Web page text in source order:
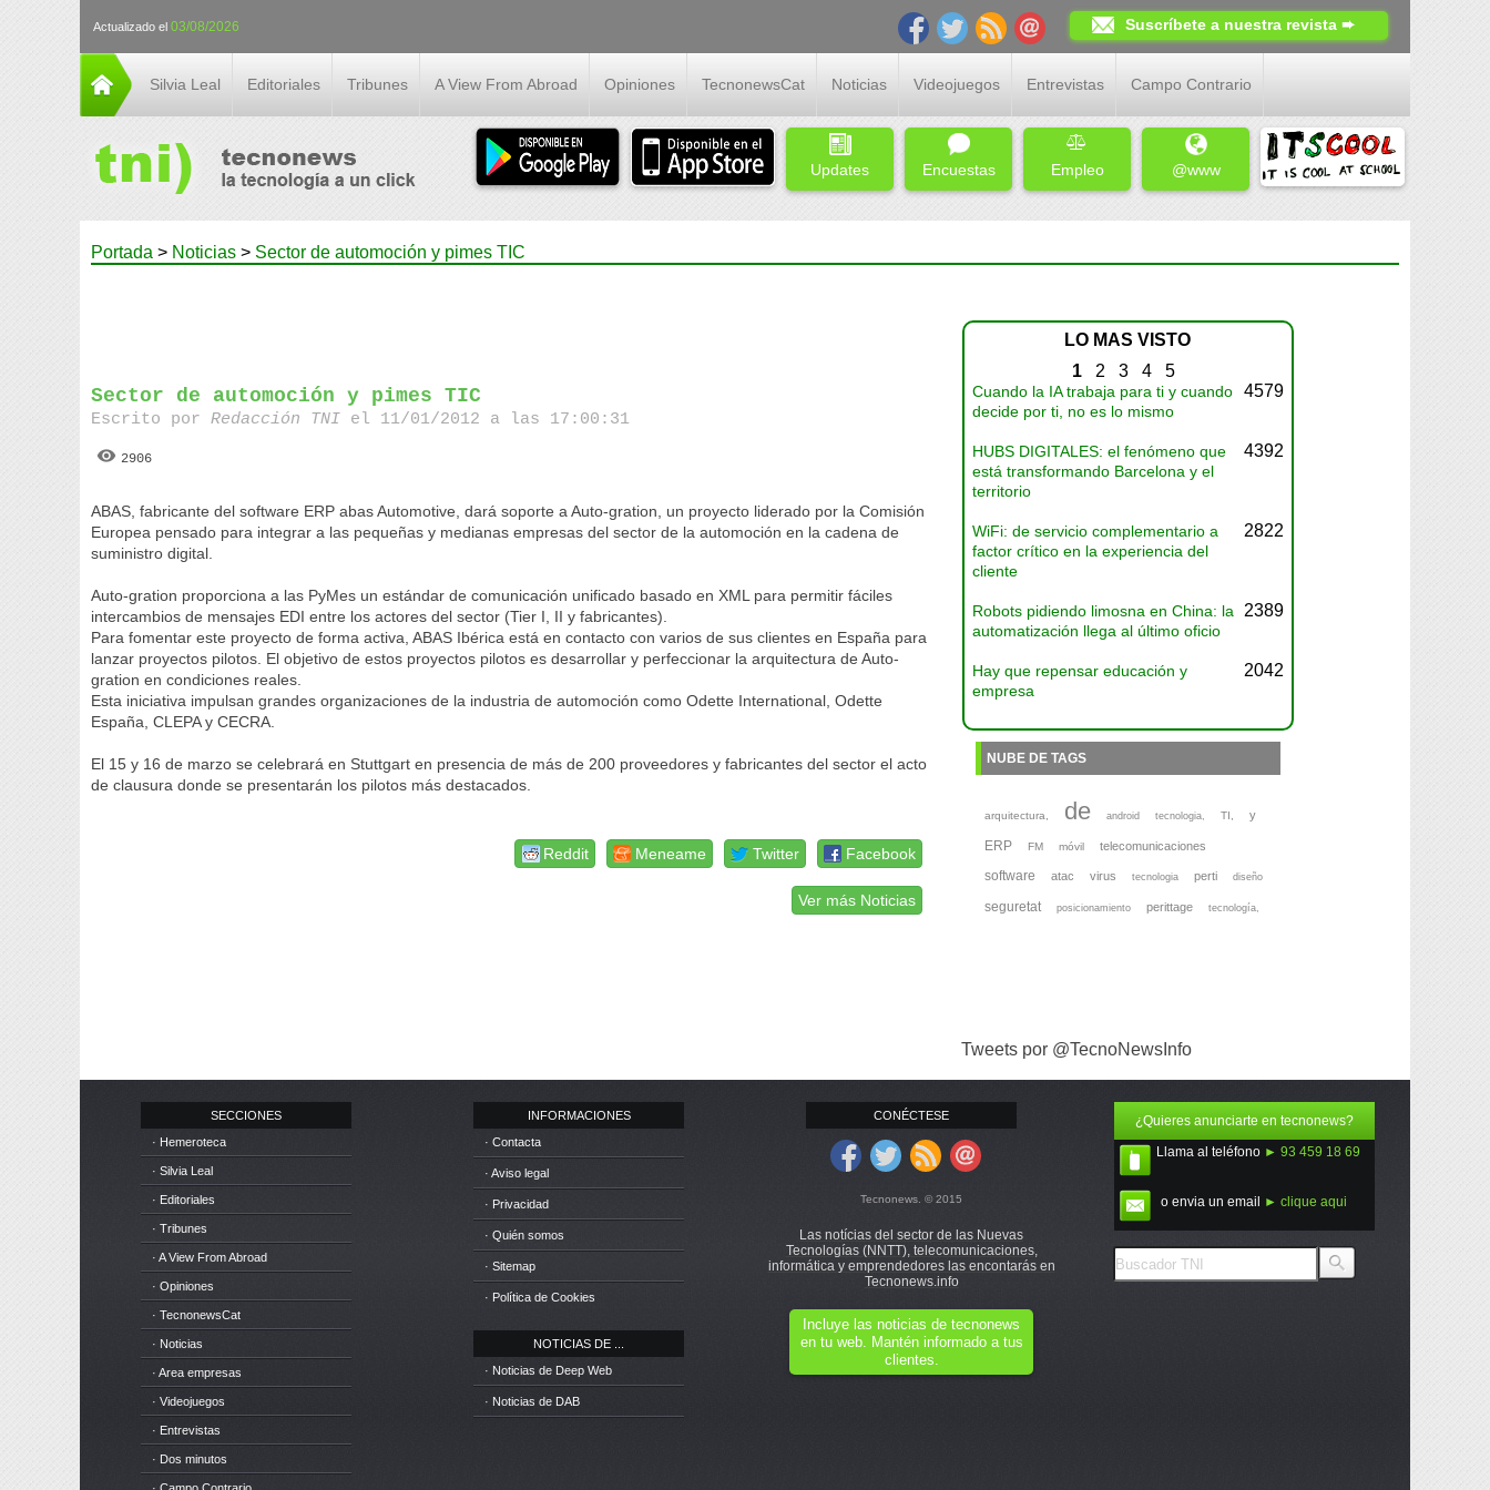
Actualizado el 03/08/2026 Suscríbete a nuestra revista ➨
Silvia Leal Editoriales Tribunes A View From Abroad Opiniones TecnonewsCat Noticias Videojuegos Entrevistas Campo Contrario
Updates Encuestas Empleo @www
Portada > Noticias > Sector de automoción y pimes TIC
Sector de automoción y pimes TIC
Escrito porRedacción TNI el 11/01/2012 a las 17:00:31
2906
ABAS, fabricante del software ERP abas Automotive, dará soporte a Auto-gration, un proyecto liderado por la Comisión
Europea pensado para integrar a las pequeñas y medianas empresas del sector de la automoción en la cadena de
suministro digital.
Auto-gration proporciona a las PyMes un estándar de comunicación unificado basado en XML para permitir fáciles
intercambios de mensajes EDI entre los actores del sector (Tier I, II y fabricantes).
Para fomentar este proyecto de forma activa, ABAS Ibérica está en contacto con varios de sus clientes en España para
lanzar proyectos pilotos. El objetivo de estos proyectos pilotos es desarrollar y perfeccionar la arquitectura de Auto-
gration en condiciones reales.
Esta iniciativa impulsan grandes organizaciones de la industria de automoción como Odette International, Odette
España, CLEPA y CECRA.
El 15 y 16 de marzo se celebrará en Stuttgart en presencia de más de 200 proveedores y fabricantes del sector el acto
de clausura donde se presentarán los pilotos más destacados.
Facebook
Twitter
Meneame
Reddit
Ver más Noticias
LO MAS VISTO
1 2 3 4 5
Cuando la IA trabaja para ti y cuando
decide por ti, no es lo mismo
4579
HUBS DIGITALES: el fenómeno que
está transformando Barcelona y el
territorio
4392
WiFi: de servicio complementario a
factor crítico en la experiencia del
cliente
2822
Robots pidiendo limosna en China: la
automatización llega al último oficio
2389
Hay que repensar educación y
empresa
2042
NUBE DE TAGS
arquitectura, de android tecnologia, TI, y
ERP FM móvil telecomunicaciones
software atac virus tecnologia perti diseño
seguretat posicionamiento perittage tecnología,
Tweets por @TecnoNewsInfo
SECCIONES
· Hemeroteca
· Silvia Leal
· Editoriales
· Tribunes
· A View From Abroad
· Opiniones
· TecnonewsCat
· Noticias
· Area empresas
· Videojuegos
· Entrevistas
· Dos minutos
INFORMACIONES
· Contacta
· Aviso legal
· Privacidad
· Quién somos
· Sitemap
· Política de Cookies
NOTICIAS DE ...
· Noticias de Deep Web
· Noticias de DAB
CONÉCTESE
Tecnonews. © 2015
Las notícias del sector de las Nuevas
Tecnologías (NNTT), telecomunicaciones,
informática y emprendedores las encontarás en
Tecnonews.info
Incluye las noticias de tecnonews
en tu web. Mantén informado a tus
clientes.
¿Quieres anunciarte en tecnonews?
Llama al teléfono ► 93 459 18 69
o envia un email ► clique aqui